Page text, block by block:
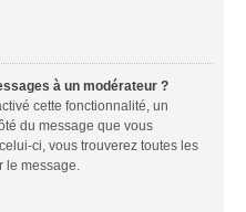
à un modérateur ?
cette fonctionnalité, un
du message que vous
ci, vous trouverez toutes les
le message.